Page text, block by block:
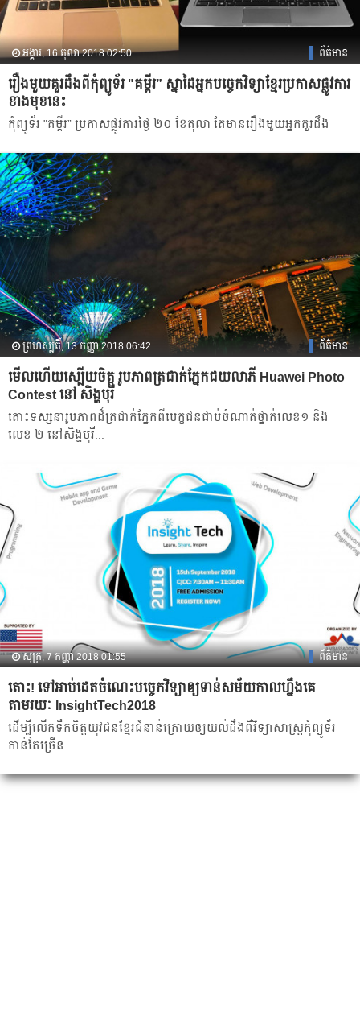
អង្គារ, 16 តុលា 2018 02:50 ព័ត៌មាន
រឿង​មួយ​គួរ​ដឹងពីកុំព្យូទ័រ "គម្ពីរ” ស្នាដៃ​អ្នក​បច្ចេកវិទ្យា​ខ្មែរ​ប្រកាស​ផ្លូវ​ការ​
ខាងមុខនេះ
កុំព្យូទ័រ "គម្ពីរ” ប្រកាស​ផ្លូវ​ការ​ថ្ងៃ ២០ ​ខែ​តុលា តែ​មាន​រឿង​មួយ​អ្នក​គួរ​ដឹង
ព្រហស្បតិ៍, 13 កញ្ញា 2018 06:42 ព័ត៌មាន
មើល​ហើយ​ស្បើយ​ចិត្ត រូបភាព​ត្រជាក់​ភ្នែក​ជយលាភី Huawei Photo
Contest នៅ សិង្ហបុរី
តោះ​ទស្សនា​រូបភាព​ដ៏​ត្រជាក់​ភ្នែក​ពី​បេក្ខជន​ជាប់​ចំណាត់​ថ្នាក់​លេខ​១ និង
លេខ​ ២ នៅ​សិង្ហបុរី​...
សុក្រ, 7 កញ្ញា 2018 01:55 ព័ត៌មាន
តោះ! ទៅអាប់ដេតចំណេះបច្ចេកវិទ្យាឲ្យទាន់សម័យកាលហ្នឹងគេ
តាមរយៈ InsightTech2018
ដើម្បី​លើក​ទឹក​ចិត្ត​យុវជនខ្មែរ​ជំនាន់​ក្រោយ​​ឲ្យ​យល់​ដឹង​​ពី​វិទ្យាសាស្រ្ត​កុំព្យូទ័រ​
កាន់​តែ​ច្រើន​...